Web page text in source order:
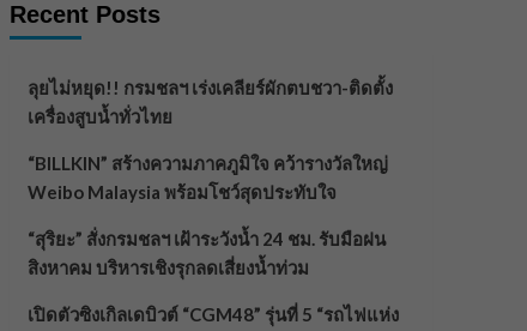
Recent Posts
ลุยไม่หยุด!! กรมชลฯ เร่งเคลียร์ผักตบชวา-ติดตั้ง
เครื่องสูบน้ำทั่วไทย
“BILLKIN” สร้างความภาคภูมิใจ คว้ารางวัลใหญ่
Weibo Malaysia พร้อมโชว์สุดประทับใจ
“สุริยะ” สั่งกรมชลฯ เฝ้าระวังน้ำ 24 ชม. รับมือฝน
สิงหาคม บริหารเชิงรุกลดเสี่ยงน้ำท่วม
เปิดตัวซิงเกิลเดบิวต์ “CGM48” รุ่นที่ 5 “รถไฟแห่ง